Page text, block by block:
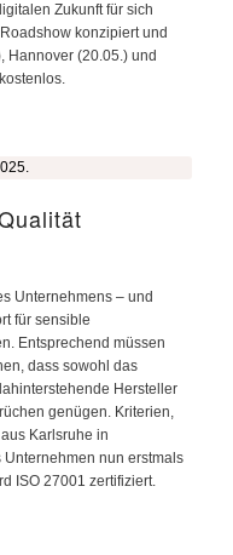
Zukunft für sich
konzipiert und
Hannover (20.05.) und
Unternehmens – und
für sensible
Entsprechend müssen
dass sowohl das
Hersteller
genügen. Kriterien,
Karlsruhe in
nun erstmals
ISO 27001 zertifiziert.